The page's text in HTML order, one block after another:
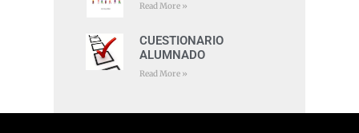
Read More »
CUESTIONARIO
ALUMNADO
Read More »